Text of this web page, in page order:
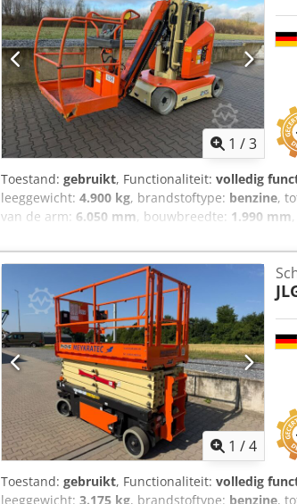
1 /3
Toestand: gebruikt, Functionaliteit: volledig
leeggewicht: 4.900 kg, brandstoftype: benzine,
van de arm: 6.050 mm, bouwbreedte: 1.990 mm
inzetbaar en volledig functioneel Cedpfxezr
1 /4
Toestand: gebruikt, Functionaliteit: volledig
leeggewicht: 3.175 kg, brandstoftype: benzine,